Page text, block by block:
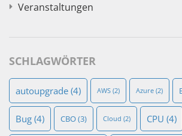
Veranstaltungen
SCHLAGWÖRTER
autoupgrade (4) AWS (2) Azure (2)
Bug (4) CBO(3) Cloud (2) CPU (4)